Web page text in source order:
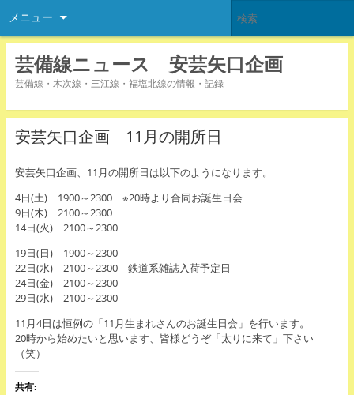
メニュー
芸備線ニュース 安芸矢口企画
芸備線・木次線・三江線・福塩北線の情報・記録
安芸矢口企画 11月の開所日
安芸矢口企画、11月の開所日は以下のようになります。
4日(土) 1900～2300 ※20時より合同お誕生日会
9日(木) 2100～2300
14日(火) 2100～2300
19日(日) 1900～2300
22日(水) 2100～2300 鉄道系雑誌入荷予定日
24日(金) 2100～2300
29日(水) 2100～2300
11月4日は恒例の「11月生まれさんのお誕生日会」を行います。
20時から始めたいと思います、皆様どうぞ「太りに来て」下さい
（笑）
共有: